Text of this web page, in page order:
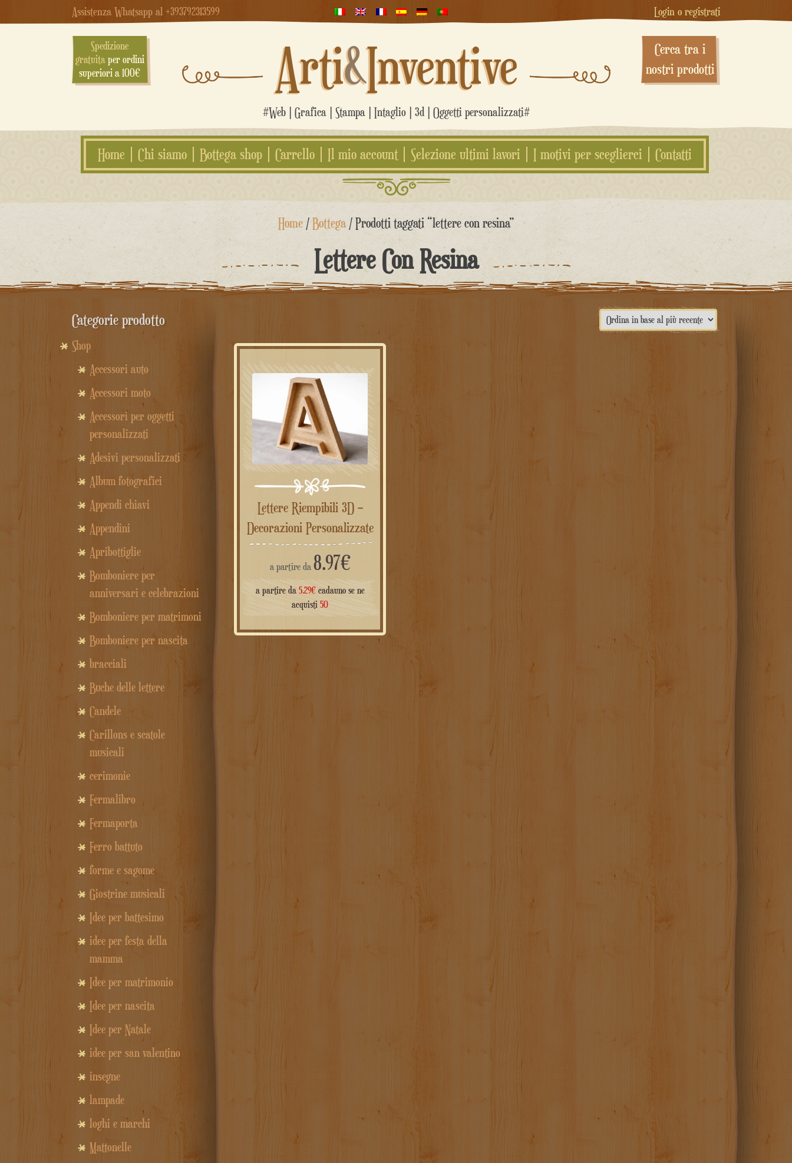
Assistenza Whatsapp al +393792313599 Login o registrati
Spedizione
gratuitaper ordini
superiori a 100€
Arti&Inventive
#Web | Grafica | Stampa | Intaglio | 3d | Oggetti personalizzati#
Cerca tra i
nostri prodotti
Home Chi siamo Bottega shop Carrello Il mio account Selezione ultimi lavori I motivi per sceglierci Contatti
Salta
contenuto
Home/Bottega/ Prodotti taggati “lettere con resina”
Lettere Con Resina
Lettere Riempibili 3D –
Decorazioni Personalizzate
a partire da 8.97€
a partire da 5.29€cadauno se ne
acquisti50
Categorie prodotto
Shop
Accessori auto
Accessori moto
Accessori per oggetti
personalizzati
Adesivi personalizzati
Album fotografici
Appendi chiavi
Appendini
Apribottiglie
Bomboniere per
anniversari e celebrazioni
Bomboniere per matrimoni
Bomboniere per nascita
bracciali
Buche delle lettere
Candele
Carillons e scatole
musicali
cerimonie
Fermalibro
Fermaporta
Ferro battuto
forme e sagome
Giostrine musicali
Idee per battesimo
idee per festa della
mamma
Idee per matrimonio
Idee per nascita
Idee per Natale
idee per san valentino
insegne
lampade
loghi e marchi
Mattonelle